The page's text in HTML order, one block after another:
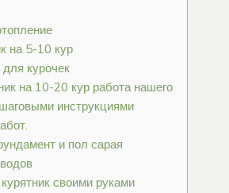
на 5-10 кур
курочек
на 10-20 кур работа нашего
инструкциями
и пол сарая
своими руками